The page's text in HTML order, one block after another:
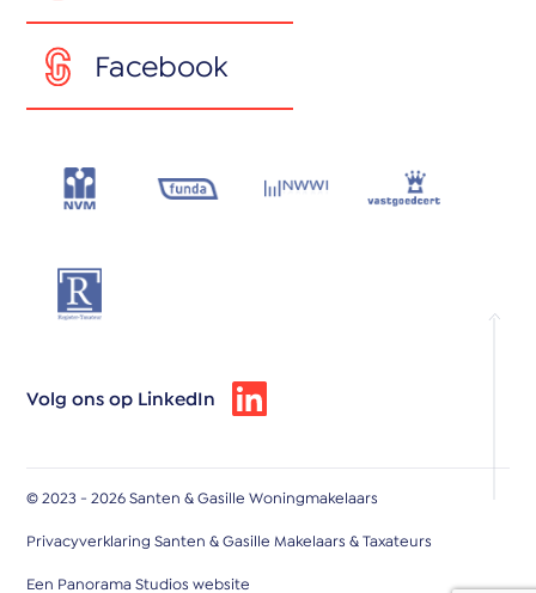
Facebook
Volg ons op LinkedIn
© 2023 - 2026 Santen & Gasille Woningmakelaars
Privacyverklaring Santen & Gasille Makelaars & Taxateurs
Een Panorama Studios website